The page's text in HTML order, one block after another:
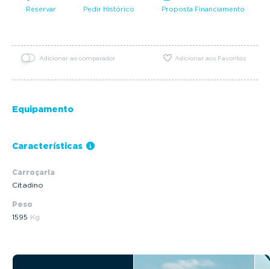
Reservar Pedir Histórico Proposta Financiamento
Adicionar ao comparador Adicionar aos Favoritos
Equipamento
Características
Carroçaria
Citadino
Peso
1595 Kg